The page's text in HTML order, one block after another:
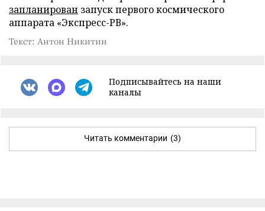
запланирован запуск первого космического
аппарата «Экспресс-РВ».
Текст: Антон Никитин
Подписывайтесь на наши
каналы
Читать комментарии (3)